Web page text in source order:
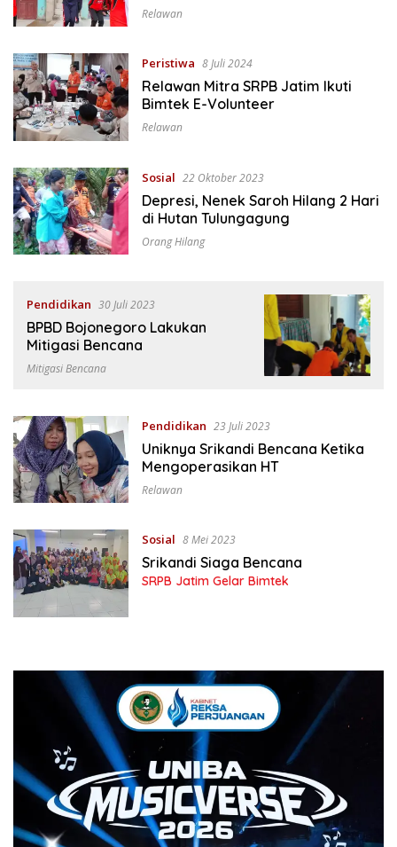
Relawan
Peristiwa 8 Juli 2024
Relawan Mitra SRPB Jatim Ikuti
Bimtek E-Volunteer
Relawan
Sosial 22 Oktober 2023
Depresi, Nenek Saroh Hilang 2 Hari
di Hutan Tulungagung
Orang Hilang
Pendidikan 30 Juli 2023
BPBD Bojonegoro Lakukan
Mitigasi Bencana
Mitigasi Bencana
Pendidikan 23 Juli 2023
Uniknya Srikandi Bencana Ketika
Mengoperasikan HT
Relawan
Sosial 8 Mei 2023
Srikandi Siaga Bencana
SRPB Jatim Gelar Bimtek